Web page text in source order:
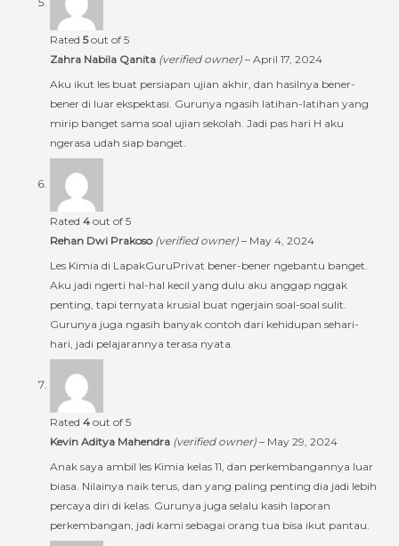
Rated 5out of 5
Zahra Nabila Qanita (verified owner) – April 17, 2024
Aku ikut les buat persiapan ujian akhir, dan hasilnya bener-
bener di luar ekspektasi. Gurunya ngasih latihan-latihan yang
mirip banget sama soal ujian sekolah. Jadi pas hari H aku
ngerasa udah siap banget.
Rated 4 out of 5
Rehan Dwi Prakoso (verified owner) – May 4, 2024
Les Kimia di LapakGuruPrivat bener-bener ngebantu banget.
Aku jadi ngerti hal-hal kecil yang dulu aku anggap nggak
penting, tapi ternyata krusial buat ngerjain soal-soal sulit.
Gurunya juga ngasih banyak contoh dari kehidupan sehari-
hari, jadi pelajarannya terasa nyata.
Rated 4 out of 5
Kevin Aditya Mahendra (verified owner) – May 29, 2024
Anak saya ambil les Kimia kelas 11, dan perkembangannya luar
biasa. Nilainya naik terus, dan yang paling penting dia jadi lebih
percaya diri di kelas. Gurunya juga selalu kasih laporan
perkembangan, jadi kami sebagai orang tua bisa ikut pantau.